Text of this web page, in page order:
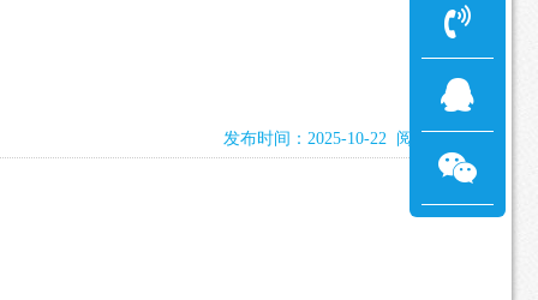
发布时间：2025-10-22 阅读：899次